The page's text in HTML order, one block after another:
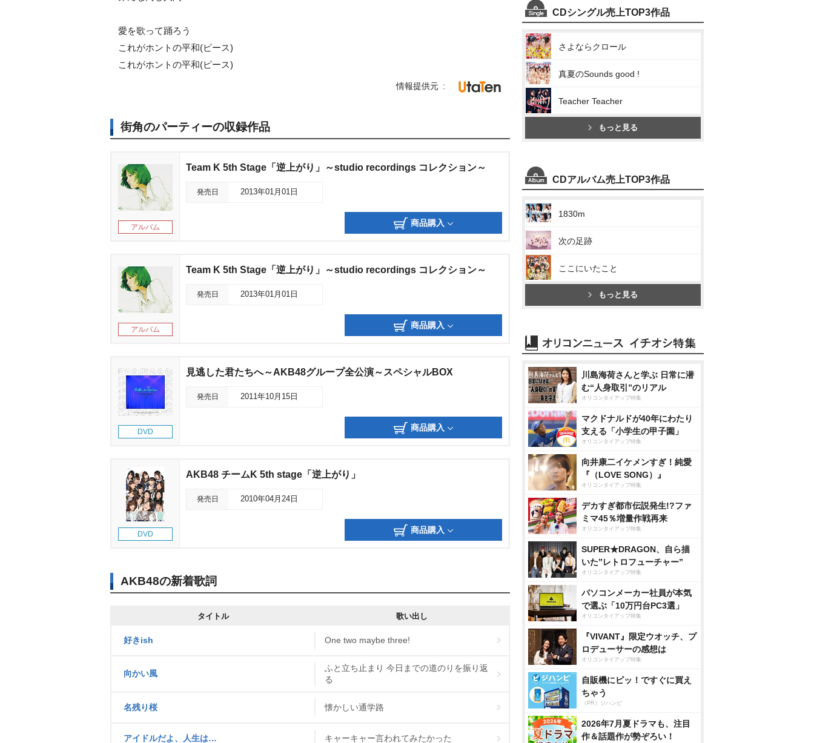
愛を歌って踊ろう
これがホントの平和(ピース)
これがホントの平和(ピース)
情報提供元
街角のパーティーの収録作品
アルバム
Team K 5th Stage「逆上がり」～studio recordings コレクション～
発売日 2013年01月01日
商品購入
アルバム
Team K 5th Stage「逆上がり」～studio recordings コレクション～
発売日 2013年01月01日
商品購入
DVD
見逃した君たちへ～AKB48グループ全公演～スペシャルBOX
発売日 2011年10月15日
商品購入
DVD
AKB48 チームK 5th stage「逆上がり」
発売日 2010年04月24日
商品購入
AKB48の新着歌詞
タイトル 歌い出し
好きish One two maybe three!
向かい風
ふと立ち止まり 今日までの道のりを振り返
る
名残り桜 懐かしい通学路
アイドルだよ、人生は… キャーキャー言われてみたかった
CDシングル売上TOP3作品
さよならクロール
真夏のSounds good !
Teacher Teacher
もっと見る
CDアルバム売上TOP3作品
1830m
次の足跡
ここにいたこと
もっと見る
川島海荷さんと学ぶ 日常に潜
む“人身取引”のリアル
オリコンタイアップ特集
マクドナルドが40年にわたり
支える「小学生の甲子園」
オリコンタイアップ特集
向井康二イケメンすぎ！純愛
『（LOVE SONG）』
オリコンタイアップ特集
デカすぎ都市伝説発生!?ファ
ミマ45％増量作戦再来
オリコンタイアップ特集
SUPER★DRAGON、自ら描
いた”レトロフューチャー”
オリコンタイアップ特集
パソコンメーカー社員が本気
で選ぶ「10万円台PC3選」
オリコンタイアップ特集
『VIVANT』限定ウオッチ、プ
ロデューサーの感想は
オリコンタイアップ特集
自販機にピッ！ですぐに買え
ちゃう
（PR）ジハンピ
2026年7月夏ドラマも、注目
作＆話題作が勢ぞろい！